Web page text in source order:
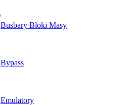
Busbary Bloki Masy
Bypass
Emulatory